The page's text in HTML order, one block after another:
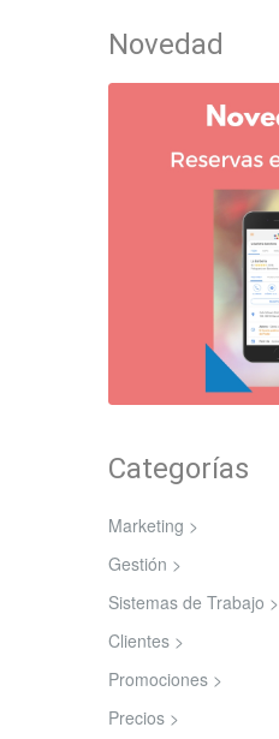
Novedad
Categorías
Marketing >
Gestión >
Sistemas de Trabajo >
Clientes >
Promociones >
Precios >